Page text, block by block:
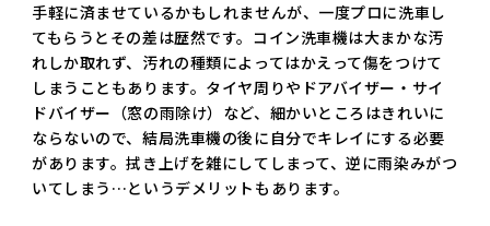
手軽に済ませているかもしれませんが、一度プロに洗車し
てもらうとその差は歴然です。コイン洗車機は大まかな汚
れしか取れず、汚れの種類によってはかえって傷をつけて
しまうこともあります。タイヤ周りやドアバイザー・サイ
ドバイザー（窓の雨除け）など、細かいところはきれいに
ならないので、結局洗車機の後に自分でキレイにする必要
があります。拭き上げを雑にしてしまって、逆に雨染みがつ
いてしまう…というデメリットもあります。